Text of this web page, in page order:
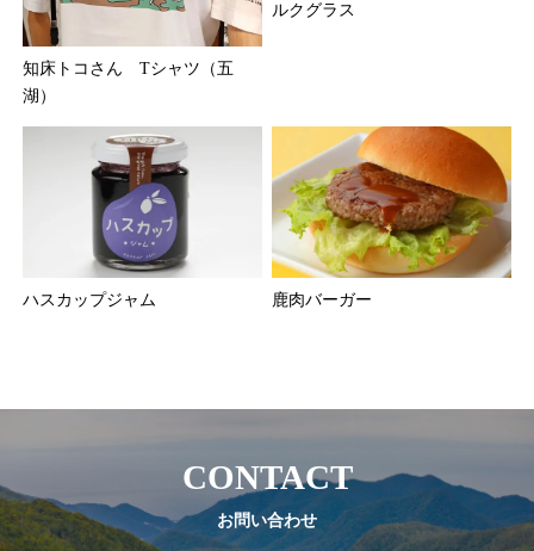
知床トコさん Tシャツ（五
湖）
ルクグラス
ハスカップジャム 鹿肉バーガー
CONTACT
お問い合わせ